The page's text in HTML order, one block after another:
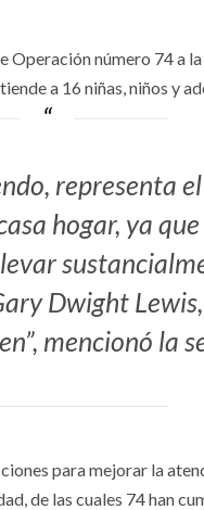
número 74 a
a 16 niñas, niños y
representa
hogar, ya
Dwight
mencionó la
para mejorar la
de las cuales 74 han